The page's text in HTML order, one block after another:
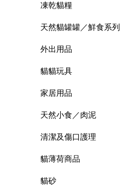
凍乾貓糧
天然貓罐罐／鮮食系列
外出用品
貓貓玩具
家居用品
天然小食／肉泥
清潔及傷口護理
貓薄荷商品
貓砂